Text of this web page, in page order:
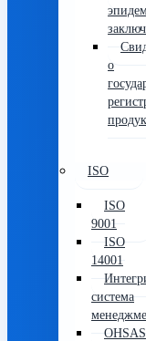
о
ISO
ISO
9001
ISO
14001
система
OHSAS